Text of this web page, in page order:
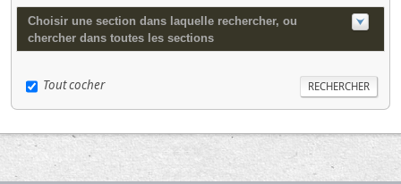
Choisir une section dans laquelle rechercher, ou
chercher dans toutes les sections
Tout cocher